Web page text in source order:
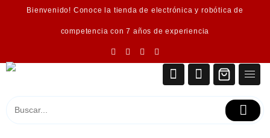
Bienvenido! Conoce la tienda de electrónica y robótica de
competencia con 7 años de experiencia